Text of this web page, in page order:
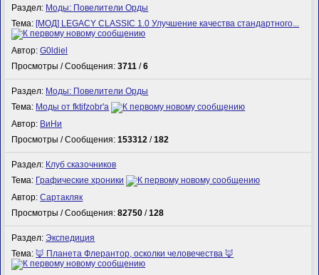
Раздел: Моды: Повелители Орды
Тема: [МОД] LEGACY CLASSIC 1.0 Улучшение качества стандартного...
Автор:G0ldiel
Просмотры / Сообщения:3711 /6
Раздел: Моды: Повелители Орды
Тема: Моды от fktifzobr'а
Автор: ВиНи
Просмотры / Сообщения:153312 /182
Раздел: Клуб сказочников
Тема: Графические хроники
Автор:Сартакляк
Просмотры / Сообщения:82750 /128
Раздел:Экспедиция
Тема:🦊 Планета Флерантор, осколки человечества 🦊